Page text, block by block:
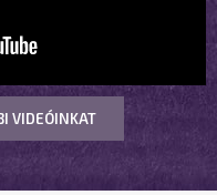
VIDEÓINKAT